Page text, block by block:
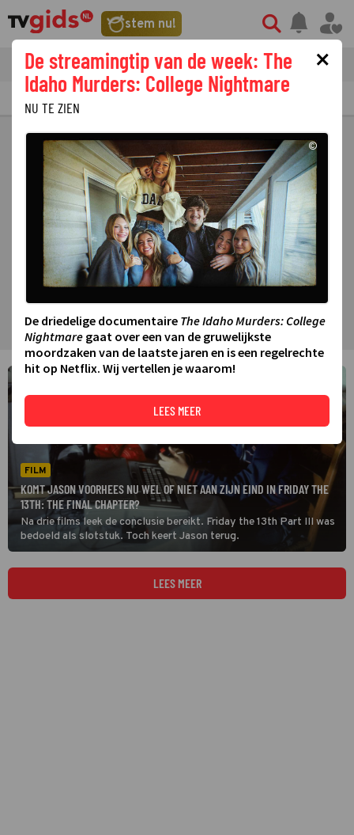
stem nu!
tvgids streaming nieuws
PRIMETIME GEMIST
FILM
KOMT JASON VOORHEES NU WEL OF NIET AAN ZIJN EIND IN FRIDAY THE
13TH: THE FINAL CHAPTER?
Na drie films leek de conclusie bereikt. Friday the 13th Part III was
bedoeld als slotstuk. Toch keert Jason terug.
LEES MEER
×
De streamingtip van de week: The
Idaho Murders: College Nightmare
NU TE ZIEN
©
De driedelige documentaire The Idaho Murders: College
Nightmare gaat over een van de gruwelijkste
moordzaken van de laatste jaren en is een regelrechte
hit op Netflix. Wij vertellen je waarom!
LEES MEER